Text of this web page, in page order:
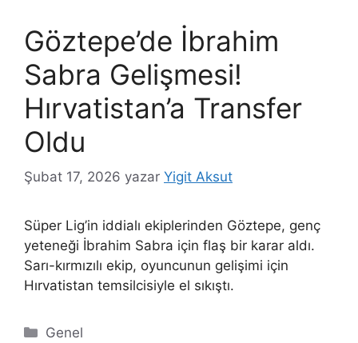
Göztepe’de İbrahim
Sabra Gelişmesi!
Hırvatistan’a Transfer
Oldu
Şubat 17, 2026 yazar Yigit Aksut
Süper Lig’in iddialı ekiplerinden Göztepe, genç
yeteneği İbrahim Sabra için flaş bir karar aldı.
Sarı-kırmızılı ekip, oyuncunun gelişimi için
Hırvatistan temsilcisiyle el sıkıştı.
Kategoriler
Genel